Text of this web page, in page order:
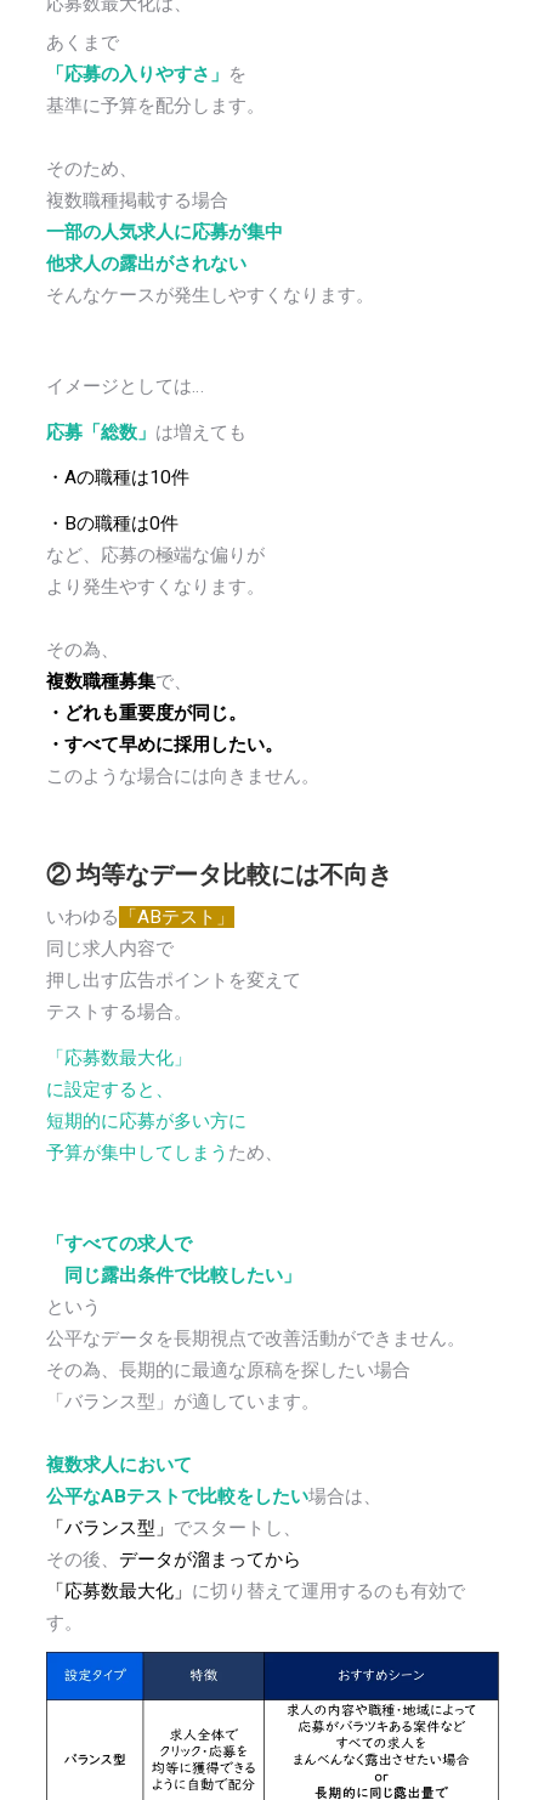
あくまで
「応募の入りやすさ」 を
基準に予算を配分します。
そのため、
複数職種掲載する場合
一部の人気求人に応募が集中
他求人の露出がされない
そんなケースが発生しやすくなります。
イメージとしては…
応募「総数」 は増えても
・Aの職種は10件
・Bの職種は0件
など、応募の極端な偏りが
より発生やすくなります。
その為、
複数職種募集で、
・どれも重要度が同じ。
・すべて早めに採用したい。
このような場合には向きません。
② 均等なデータ比較には不向き
いわゆる 「ABテスト」
同じ求人内容で
押し出す広告ポイントを変えて
テストする場合。
「応募数最大化」
に設定すると、
短期的に応募が多い方に
予算が集中してしまう ため、
「すべての求人で
同じ露出条件で比較したい」
という
公平なデータを長期視点で改善活動ができません。
その為、長期的に最適な原稿を探したい場合
「バランス型」が適しています。
複数求人において
公平なABテストで比較をしたい場合は、
「バランス型」 でスタートし、
その後、 データが溜まってから
「応募数最大化」 に切り替えて運用するのも有効で
す。